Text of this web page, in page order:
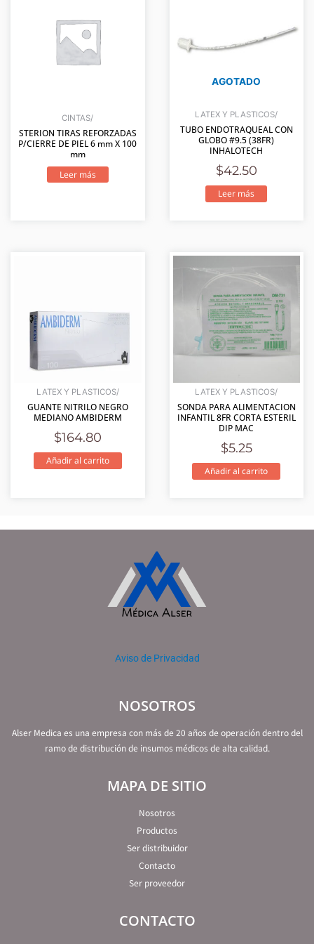
CINTAS/
STERION TIRAS REFORZADAS
P/CIERRE DE PIEL 6 mm X 100
mm
Leer más
AGOTADO
LATEX Y PLASTICOS/
TUBO ENDOTRAQUEAL CON
GLOBO #9.5 (38FR)
INHALOTECH
$42.50
Leer más
LATEX Y PLASTICOS/
GUANTE NITRILO NEGRO
MEDIANO AMBIDERM
$164.80
Añadir al carrito
LATEX Y PLASTICOS/
SONDA PARA ALIMENTACION
INFANTIL 8FR CORTA ESTERIL
DIP MAC
$5.25
Añadir al carrito
Aviso de Privacidad
NOSOTROS
Alser Medica es una empresa con más de 20 años de operación dentro del
ramo de distribución de insumos médicos de alta calidad.
MAPA DE SITIO
Nosotros
Productos
Ser distribuidor
Contacto
Ser proveedor
CONTACTO